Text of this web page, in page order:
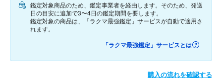
・厚手コットンキャンバス地
鑑定対象商品のため、鑑定事業者を経由します。そのため、発送
日の目安に追加で3〜4日の鑑定期間を要します。
鑑定対象の商品は、「ラクマ最強鑑定」サービスが自動で適用さ
れます。
「ラクマ最強鑑定」サービスとは
購入の流れを確認する